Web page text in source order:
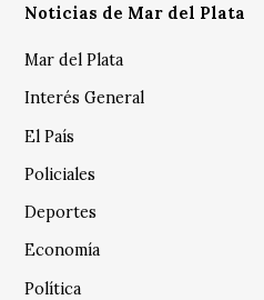
Noticias de Mar del Plata
Mar del Plata
Interés General
El País
Policiales
Deportes
Economía
Política